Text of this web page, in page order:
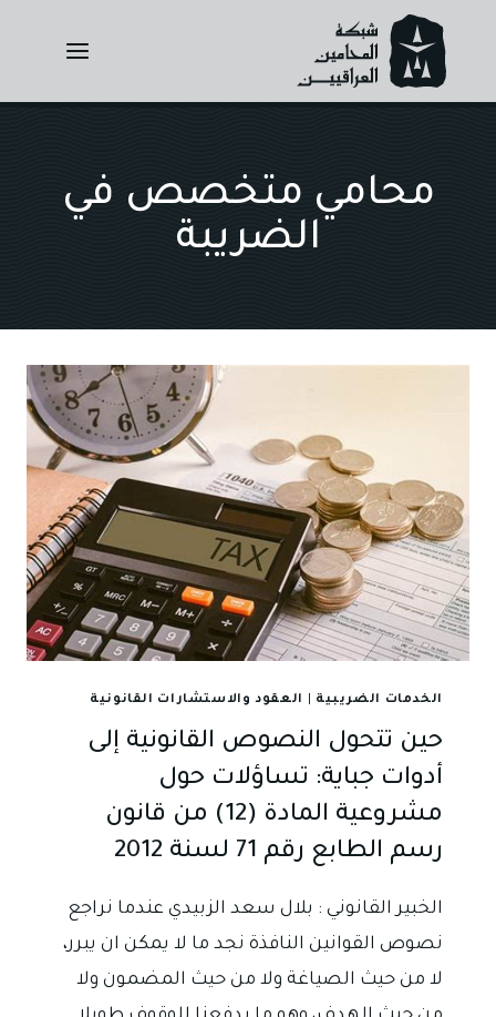
content
محامي متخصص في
الضريبة
الخدمات الضريبية العقود والاستشارات القانونية
حين تتحول النصوص القانونية إلى
أدوات جباية: تساؤلات حول
مشروعية المادة (12) من قانون
رسم الطابع رقم 71 لسنة 2012
الخبير القانوني : بلال سعد الزبيدي عندما نراجع
نصوص القوانين النافذة نجد ما لا يمكن ان يبرر،
لا من حيث الصياغة ولا من حيث المضمون ولا